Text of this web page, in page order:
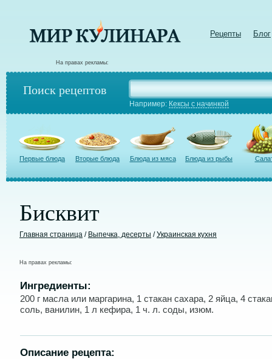
Рецепты Блог
На правах рекламы:
Поиск рецептов
Например: Кексы с начинкой
Первые блюда Вторые блюда Блюда из мяса Блюда из рыбы
Бисквит
Главная страница / Выпечка, десерты /Украинская кухня
На правах рекламы:
Ингредиенты:
200 г масла или маргарина, 1 стакан сахара, 2 яйца, 4
соль, ванилин, 1 л кефира, 1 ч. л. соды, изюм.
Описание рецепта: